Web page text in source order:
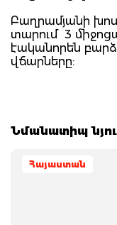
Բաղրամյանի
տարում 3
էականորեն
վճարները:
Նմանատիպ
Հայաստան